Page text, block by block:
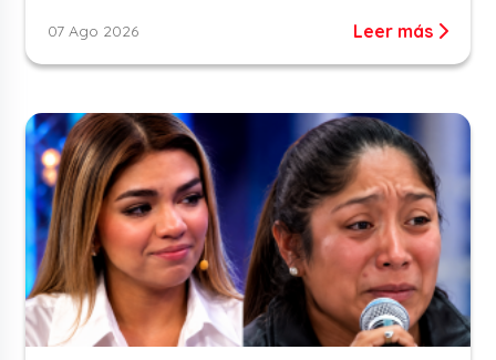
07 Ago 2026 Leer más